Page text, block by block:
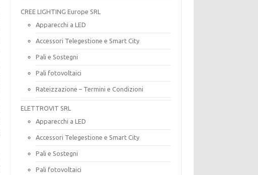
CREE LIGHTING Europe SRL
Apparecchi a LED
Accessori Telegestione e Smart City
Pali e Sostegni
Pali fotovoltaici
Rateizzazione – Termini e Condizioni
ELETTROVIT SRL
Apparecchi a LED
Accessori Telegestione e Smart City
Pali e Sostegni
Pali fotovoltaici